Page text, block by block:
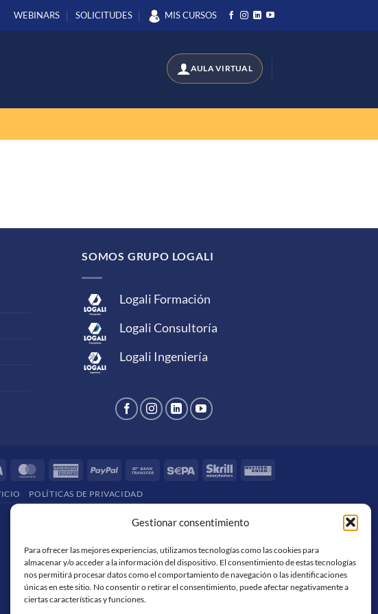
Gestionar consentimiento
Para ofrecer las mejores experiencias, utilizamos tecnologías como las cookies para
almacenar y/o acceder a la información del dispositivo. El consentimiento de estas tecnologías
nos permitirá procesar datos como el comportamiento de navegación o las identificaciones
únicas en este sitio. No consentir o retirar el consentimiento, puede afectar negativamente a
ciertas características y funciones.
WEBINARS SOLICITUDES MIS CURSOS
SOMOS GRUPO LOGALI
Logali Formación
Logali Consultoría
Logali Ingeniería
Visa MasterCardAmericanPayPal
Bank
Sepa Skrill
Western
POLÍTICAS DE PRIVACIDAD